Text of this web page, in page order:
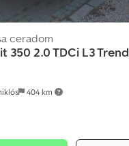
404 km
ceradom
350 2.0 TDCi L3 Trend